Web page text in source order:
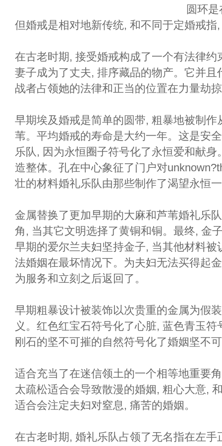
圆环
但婚戒是相对地新传统, 和不同于定婚戒指
在古老时期, 接受婚戒构成了一个有法律
妻子成为了丈夫, 排序藏品的物产。它并
战者占领她的法律和正当的位置在力量劫
早期埃及婚戒是简单的圆带, 粗暴地被制
苇。平均婚戒的寿命是大约一年。这是安
乐队, 因为永恒圈子符号化了永恒爱和献
造整体。孔在中心象征了门户对
壮的材料婚礼乐队由那些制作了渴望永恒
金属替换了更加早期的大麻和芦苇婚礼乐
角, 当其它文明选择了黄铜和铜。最终, 金
早期的爱尔兰夫妇坚持金子, 当其他材料
法婚姻在最坏情况下。为夫妇无法买得起
为服务和立刻之后返回了。
早期粗暴设计被装饰以次贵重的金属为假
义。红色红宝石符号化了心脏, 蓝色青玉
刚石的坚不可摧的自然符号化了婚姻坚不
适合充当了在迷信领土的一个相等地重要
太疏松适合会导致散漫的婚姻, 粗心大意,
适合会注定夫妇对窒息, 痛苦的婚姻。
在古老时期, 婚礼乐队占领了无名指在左